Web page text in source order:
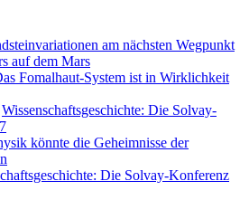
am nächsten Wegpunkt
auf dem Mars
Fomalhaut-System ist in Wirklichkeit
Wissenschaftsgeschichte: Die Solvay-
könnte die Geheimnisse der
Die Solvay-Konferenz